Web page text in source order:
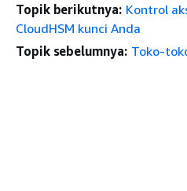
Topik berikutnya: Kontrol
CloudHSM kunci Anda
Topik sebelumnya: Toko-